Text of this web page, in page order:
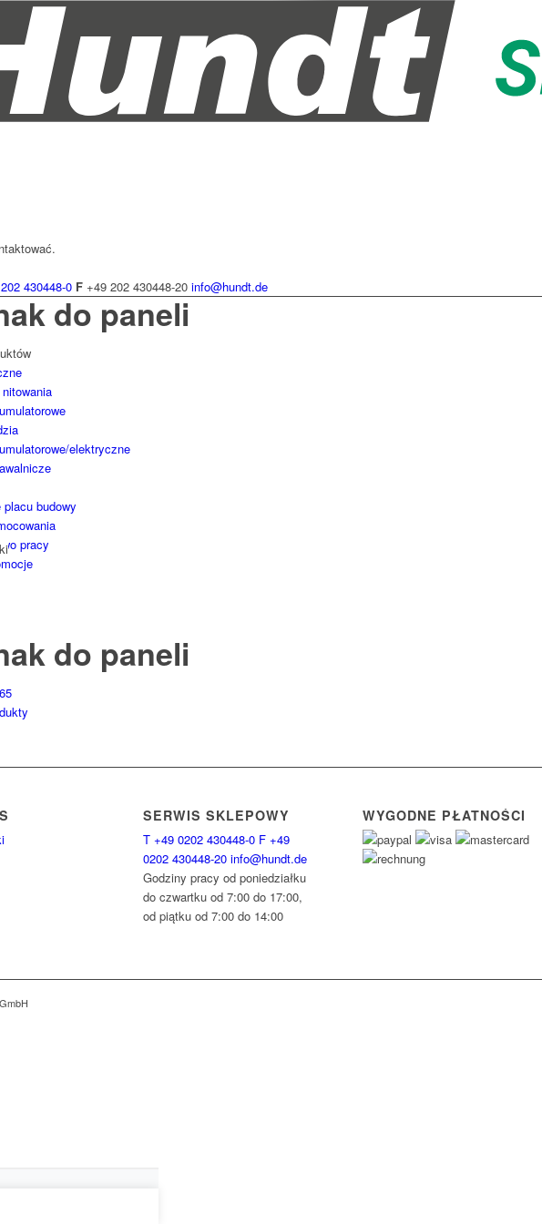
430448-0 F +49 202 430448-20 info@hundt.de
do paneli
elektryczne
budowy
pracy
do paneli
SERWIS SKLEPOWY
T+49 0202 430448-0 F+49
0202 430448-20 info@hundt.de
Godziny pracy od poniedziałku
do czwartku od 7:00 do 17:00,
od piątku od 7:00 do 14:00
WYGODNE PŁATNOŚCI